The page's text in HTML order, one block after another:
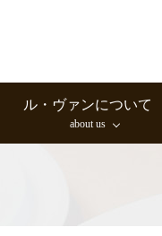
ル・ヴァンについて
about us